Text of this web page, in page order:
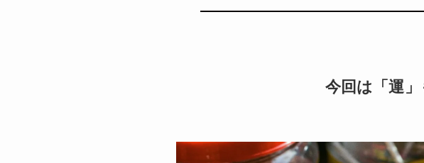
今回は「運